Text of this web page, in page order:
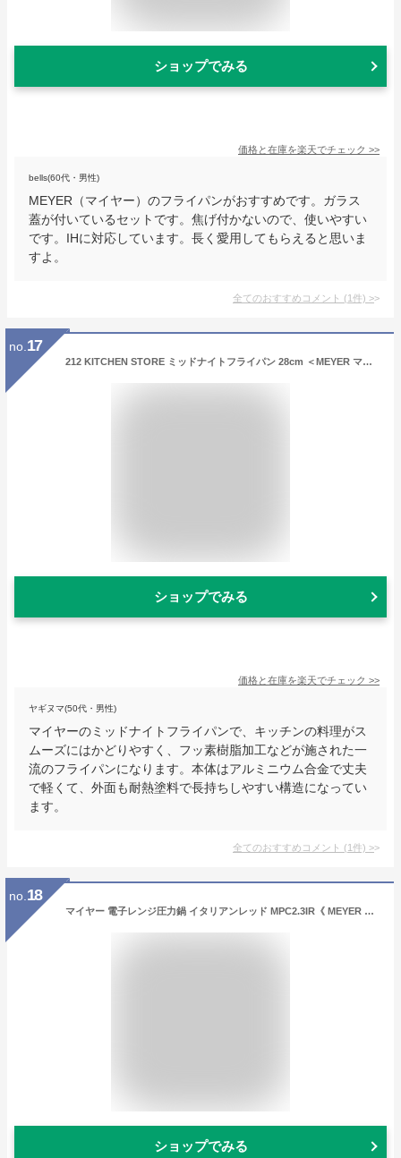
ショップでみる
価格と在庫を楽天でチェック >>
bells(60代・男性)
MEYER（マイヤー）のフライパンがおすすめです。ガラス
蓋が付いているセットです。焦げ付かないので、使いやすい
です。IHに対応しています。長く愛用してもらえると思いま
すよ。
全てのおすすめコメント (1件) >
no. 17
212 KITCHEN STORE ミッドナイトフライパン 28cm ＜MEYER マイヤー＞ トゥーワントゥーキッチンストア 食器・調理器具・キッチン用品 その他の食器・調理器具・キッチン用品 レッド【送料無料】
ショップでみる
価格と在庫を楽天でチェック >>
ヤギヌマ(50代・男性)
マイヤーのミッドナイトフライパンで、キッチンの料理がス
ムーズにはかどりやすく、フッ素樹脂加工などが施された一
流のフライパンになります。本体はアルミニウム合金で丈夫
で軽くて、外面も耐熱塗料で長持ちしやすい構造になってい
ます。
全てのおすすめコメント (1件) >
no. 18
マイヤー 電子レンジ圧力鍋 イタリアンレッド MPC2.3IR《 MEYER なべ 》 ( キッチンブランチ )
ショップでみる